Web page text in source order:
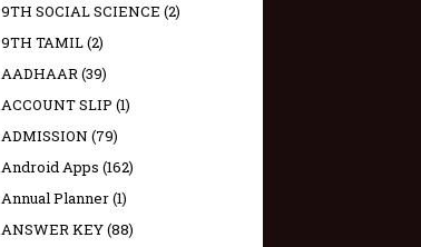
9TH SOCIAL SCIENCE (2)
9TH TAMIL(2)
AADHAAR(39)
ACCOUNT SLIP (1)
ADMISSION (79)
Android Apps (162)
Annual Planner(1)
ANSWER KEY(88)